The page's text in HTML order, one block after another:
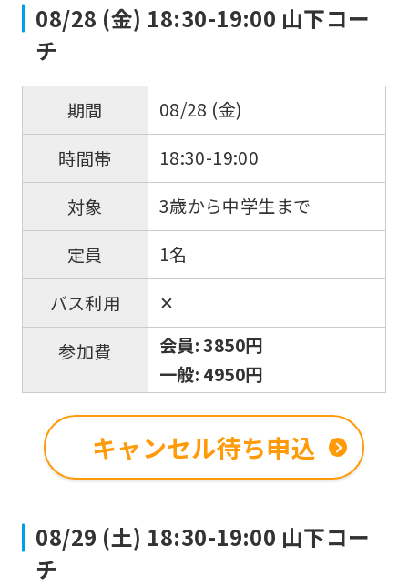
08/28 (金) 18:30-19:00 山下コー
チ
期間
08/28 (金)
時間帯
18:30-19:00
対象
3歳から中学生まで
定員
1名
バス利用
✕
参加費
会員: 3850円
一般: 4950円
キャンセル待ち申込
08/29 (土) 18:30-19:00 山下コー
チ
that
fully
understand
this
before
using
the